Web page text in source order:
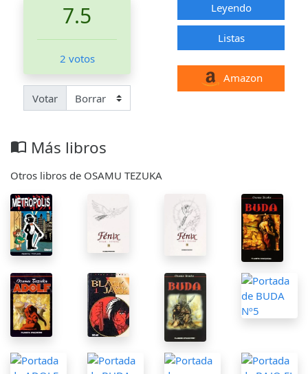
7.5
2 votos
Votar
Leyendo
Listas
Amazon
import_contacts Más libros
Otros libros de OSAMU TEZUKA